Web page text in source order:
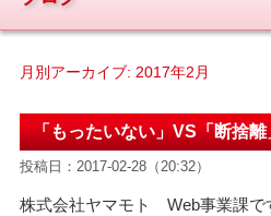
月別アーカイブ: 2017年2月
「もったいない」VS「断捨離
投稿日：2017-02-28（20:32）
株式会社ヤマモト Web事業課で